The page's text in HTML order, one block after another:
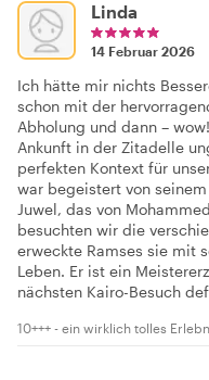
Linda
14 Februar 2026
Ich hätte mir nichts
schon mit der
Abholung und dann –
Ankunft in der Zitadelle
perfekten Kontext für
war begeistert von
Juwel, das von
besuchten wir die
erweckte Ramses sie mit
Leben. Er ist ein
nächsten Kairo-Besuch
10+++ - ein wirklich tolles